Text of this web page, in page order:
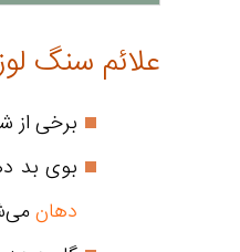
علائم سنگ
برخی از
بوی بد
دهان